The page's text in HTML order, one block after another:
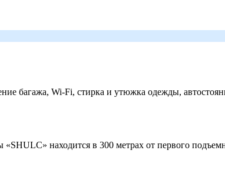
багажа, Wi-Fi, стирка и утюжка одежды,
находится в 300 метрах от первого